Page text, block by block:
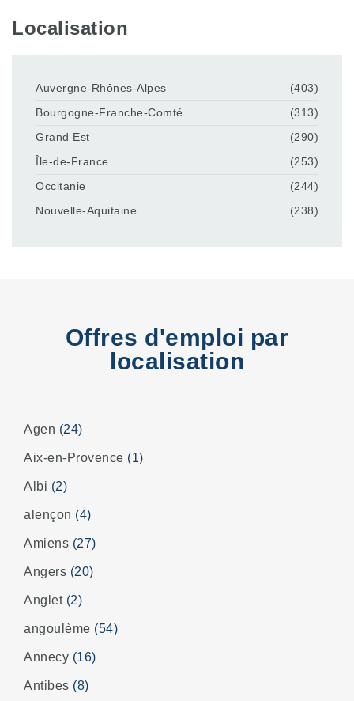
Localisation
Auvergne-Rhônes-Alpes
(403)
Bourgogne-Franche-Comté
(313)
Grand Est
(290)
Île-de-France
(253)
Occitanie
(244)
Nouvelle-Aquitaine
(238)
Offres d'emploi par
localisation
Agen (24)
Aix-en-Provence (1)
Albi (2)
alençon (4)
Amiens (27)
Angers (20)
Anglet (2)
angoulème (54)
Annecy (16)
Antibes (8)